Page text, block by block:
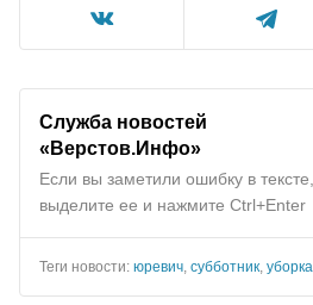
Служба новостей
«Верстов.Инфо»
Если вы заметили ошибку в тексте,
выделите ее и нажмите Ctrl+Enter
Теги новости: юревич субботник уборка